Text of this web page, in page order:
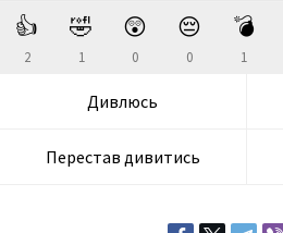
👍
2
🤣
1
😲
0
😔
0
💣
1
Дивлюсь
Перестав дивитись